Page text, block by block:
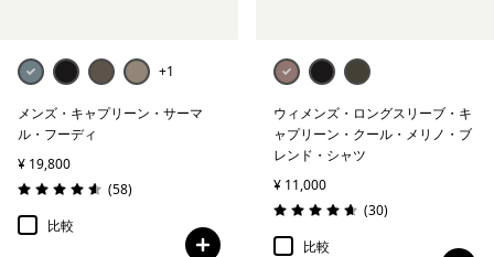
+1
メンズ・キャプリーン・サーマ
ル・フーディ
¥ 19,800
評価: 4.6 / 5
(58レビュー
)
比較
ウィメンズ・ロングスリーブ・キ
ャプリーン・クール・メリノ・ブ
レンド・シャツ
¥ 11,000
評価: 4.7 / 5
(30レビュー
)
比較